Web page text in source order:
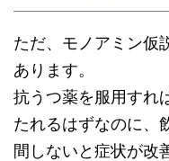
ただ、モノアミン仮
あります。
抗うつ薬を服用すれ
たれるはずなのに、
間しないと症状が改